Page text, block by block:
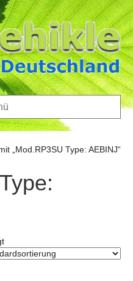
„Mod.RP3SU Type: AEBINJ“